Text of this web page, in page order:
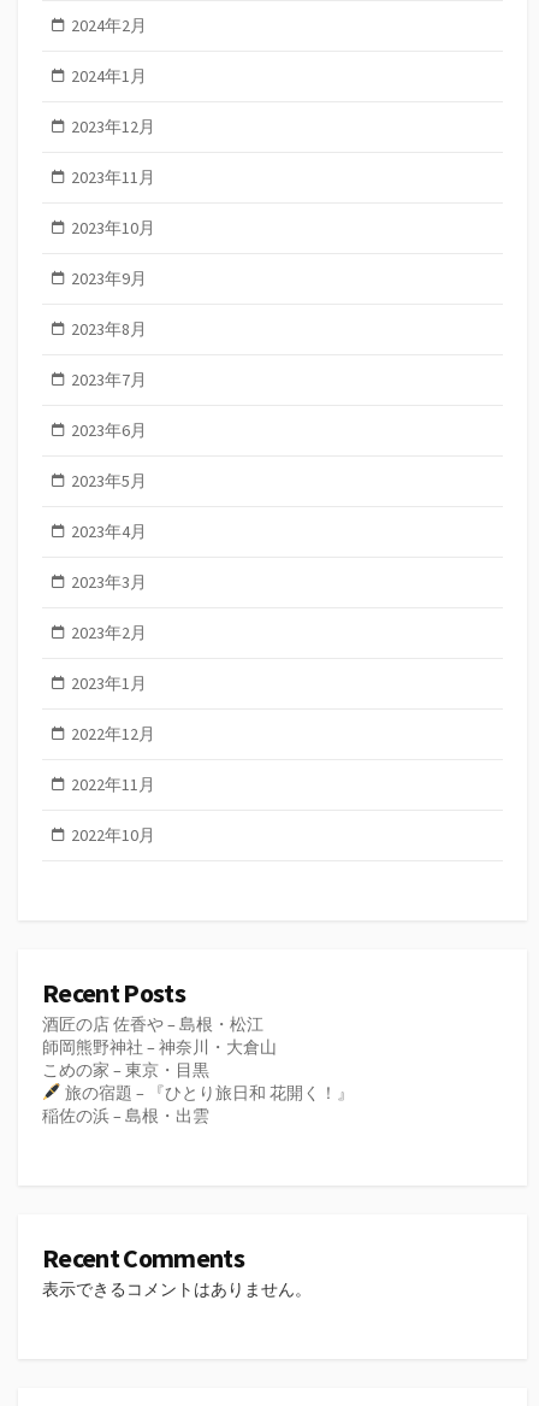
2024年2月
2024年1月
2023年12月
2023年11月
2023年10月
2023年9月
2023年8月
2023年7月
2023年6月
2023年5月
2023年4月
2023年3月
2023年2月
2023年1月
2022年12月
2022年11月
2022年10月
Recent Posts
酒匠の店 佐香や – 島根・松江
師岡熊野神社 – 神奈川・大倉山
こめの家 – 東京・目黒
旅の宿題 – 『ひとり旅日和 花開く！』
稲佐の浜 – 島根・出雲
Recent Comments
表示できるコメントはありません。